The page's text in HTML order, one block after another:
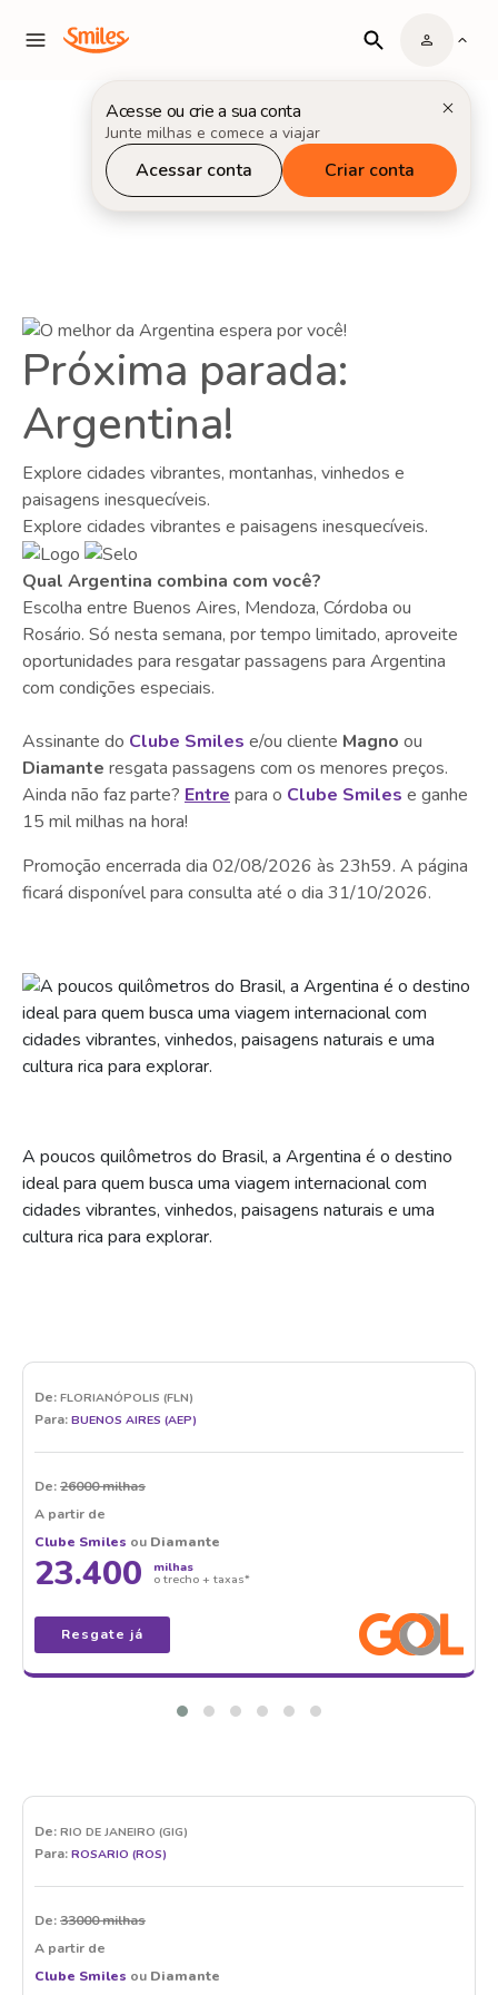
Acesse ou crie a sua conta
Junte milhas e comece a viajar
Acessar conta Criar conta
Próxima parada:
Argentina!
Explore cidades vibrantes, montanhas, vinhedos e
paisagens inesquecíveis.
Explore cidades vibrantes e paisagens inesquecíveis.
Qual Argentina combina com você?
Escolha entre Buenos Aires, Mendoza, Córdoba ou
Rosário. Só nesta semana, por tempo limitado, aproveite
oportunidades para resgatar passagens para Argentina
com condições especiais.
Assinante do Clube Smiles e/ou cliente Magno ou
Diamante resgata passagens com os menores preços.
Ainda não faz parte? Entre para o Clube Smiles e ganhe
15 mil milhas na hora!
Promoção encerrada dia 02/08/2026 às 23h59. A página
ficará disponível para consulta até o dia 31/10/2026.
A poucos quilômetros do Brasil, a Argentina é o destino
ideal para quem busca uma viagem internacional com
cidades vibrantes, vinhedos, paisagens naturais e uma
cultura rica para explorar.
De: FLORIANÓPOLIS (FLN)
Para: BUENOS AIRES (AEP)
De:26000 milhas
A partir de
Clube Smiles ou Diamante
23.400 milhas
o trecho + taxas*
Resgate já
De: RIO DE JANEIRO (GIG)
Para: ROSARIO (ROS)
De:33000 milhas
A partir de
Clube Smiles ou Diamante